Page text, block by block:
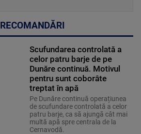
RECOMANDĂRI
Scufundarea controlată a
celor patru barje de pe
Dunăre continuă. Motivul
pentru sunt coborâte
treptat în apă
Pe Dunăre continuă operațiunea
de scufundare controlată a celor
patru barje, ca să ajungă cât mai
multă apă spre centrala de la
Cernavodă.